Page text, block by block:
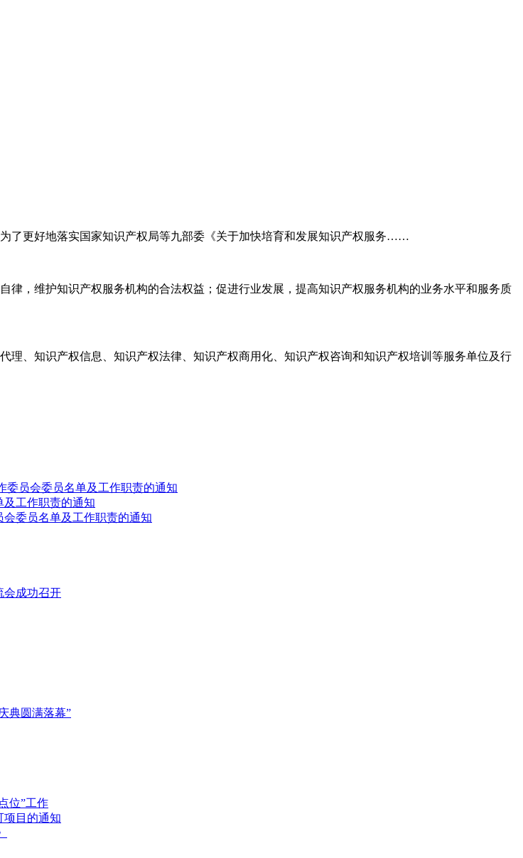
了更好地落实国家知识产权局等九部委《关于加快培育和发展知识产权服务……
，维护知识产权服务机构的合法权益；促进行业发展，提高知识产权服务机构的业务水平和服务质
、知识产权信息、知识产权法律、知识产权商用化、知识产权咨询和知识产权培训等服务单位及行
委员会委员名单及工作职责的通知
工作职责的通知
委员名单及工作职责的通知
会成功召开
典圆满落幕”
位”工作
项目的通知